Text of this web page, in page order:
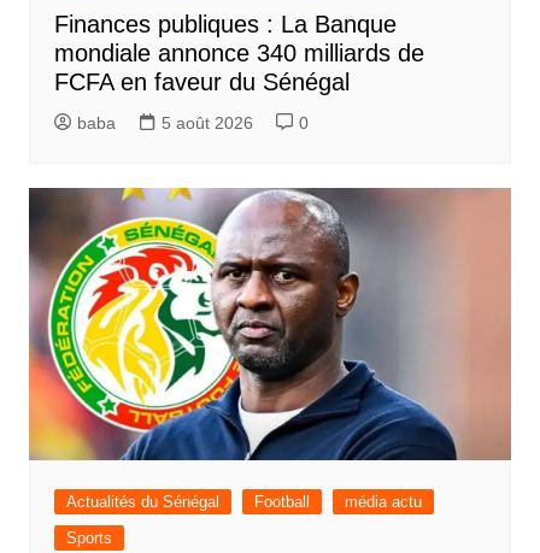
Finances publiques : La Banque
mondiale annonce 340 milliards de
FCFA en faveur du Sénégal
baba 5 août 2026 0
Actualités du Sénégal Football
média actu
Sports